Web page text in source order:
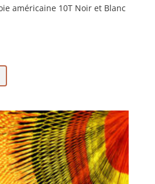
américaine 10T Noir et Blanc